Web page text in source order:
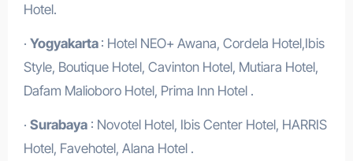
Hotel.
· Yogyakarta : Hotel NEO+ Awana, Cordela Hotel,Ibis
Style, Boutique Hotel, Cavinton Hotel, Mutiara Hotel,
Dafam Malioboro Hotel, Prima Inn Hotel .
· Surabaya: Novotel Hotel, Ibis Center Hotel, HARRIS
Hotel, Favehotel, Alana Hotel .